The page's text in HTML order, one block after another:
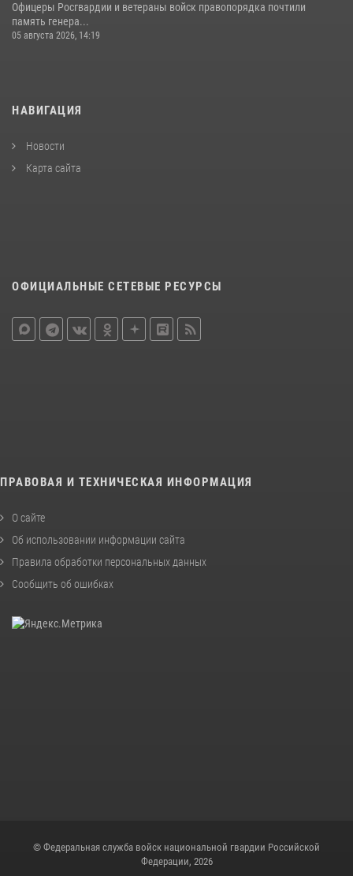
Офицеры Росгвардии и ветераны войск правопорядка почтили
память генера...
05 августа 2026, 14:19
НАВИГАЦИЯ
Новости
Карта сайта
ОФИЦИАЛЬНЫЕ СЕТЕВЫЕ РЕСУРСЫ
ПРАВОВАЯ И ТЕХНИЧЕСКАЯ ИНФОРМАЦИЯ
О сайте
Об использовании информации сайта
Правила обработки персональных данных
Сообщить об ошибках
© Федеральная служба войск национальной гвардии Российской
Федерации, 2026